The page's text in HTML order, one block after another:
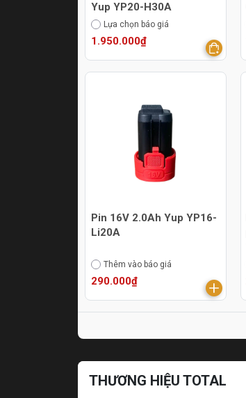
Yup YP20-H30A
Lựa chọn báo giá
1.950.000₫
Pin 16V 2.0Ah Yup YP16-
Li20A
Thêm vào báo giá
290.000₫
THƯƠNG HIỆU TOTAL